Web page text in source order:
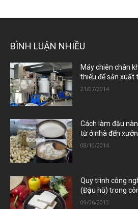
BÌNH LUẬN NHIỀU
Máy chiên chân
thiếu để sản xuất
21/07/2014
Cách làm đậu
từ ở nhà đến
08/10/2014
Quy trình công
(Đậu hũ) trong
09/06/2013